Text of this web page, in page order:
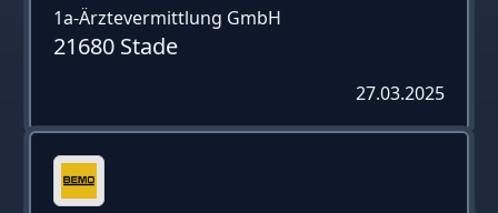
1a-Ärztevermittlung GmbH
21680 Stade
27.03.2025